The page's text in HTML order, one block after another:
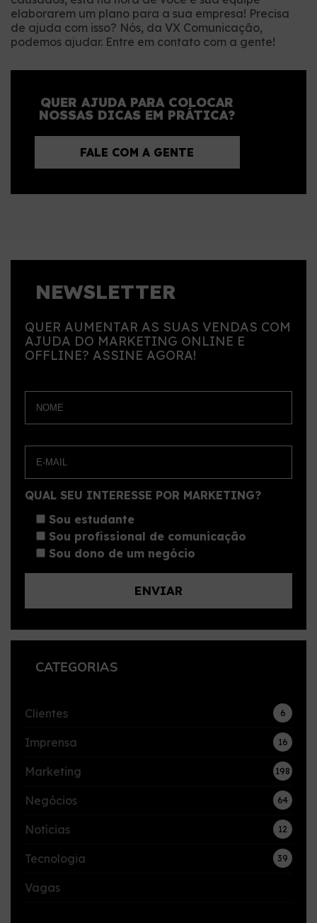
elaborarem um plano para a sua empresa! Precisa
de ajuda com isso? Nós, da VX Comunicação,
podemos ajudar. Entre em contato com a gente!
QUER AJUDA PARA COLOCAR
NOSSAS DICAS EM PRÁTICA?
FALE COM A GENTE
NEWSLETTER
QUER AUMENTAR AS SUAS VENDAS COM
AJUDA DO MARKETING ONLINE E
OFFLINE? ASSINE AGORA!
QUAL SEU INTERESSE POR MARKETING?
Sou estudante
Sou profissional de comunicação
Sou dono de um negócio
CATEGORIAS
Clientes 6
Imprensa 16
Marketing 198
Negócios 64
Notícias 12
Tecnologia 39
Vagas